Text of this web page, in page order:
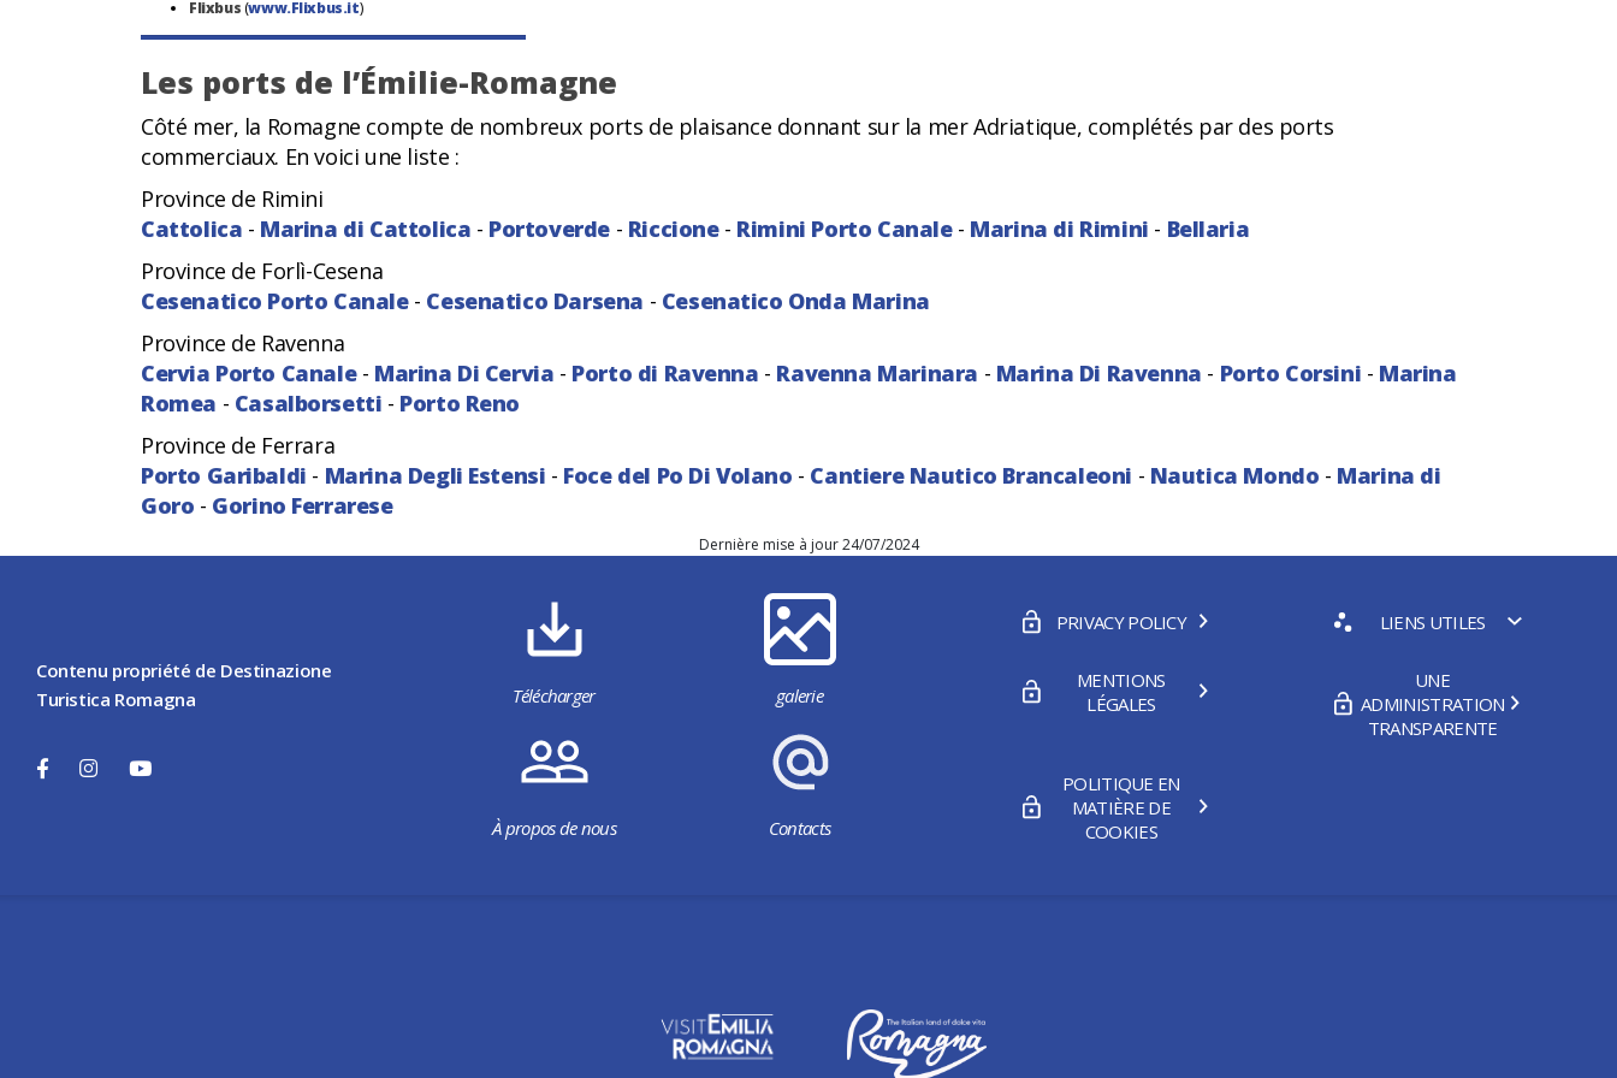
Flixbus (www.Flixbus.it)
Les ports de l’Émilie-Romagne
Côté mer, la Romagne compte de nombreux ports de plaisance donnant sur la mer Adriatique, complétés par des ports
commerciaux. En voici une liste :
Province de Rimini
Cattolica - Marina di Cattolica - Portoverde - Riccione- Rimini Porto Canale- Marina di Rimini - Bellaria
Province de Forlì-Cesena
Cesenatico Porto Canale- Cesenatico Darsena - Cesenatico Onda Marina
Province de Ravenna
Cervia Porto Canale- Marina Di Cervia - Porto di Ravenna - Ravenna Marinara - Marina Di Ravenna - Porto Corsini - Marina
Romea - Casalborsetti - Porto Reno
Province de Ferrara
Porto Garibaldi - Marina Degli Estensi - Foce del Po Di Volano - Cantiere Nautico Brancaleoni - Nautica Mondo - Marina di
Goro - Gorino Ferrarese
Dernière mise à jour 24/07/2024
Contenu propriété de Destinazione
Turistica Romagna
Télécharger galerie
À propos de nous Contacts
PRIVACY POLICY LIENS UTILES
MENTIONS
LÉGALES
UNE
ADMINISTRATION
TRANSPARENTE
POLITIQUE EN
MATIÈRE DE
COOKIES